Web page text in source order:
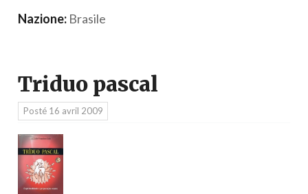
Nazione: Brasile
Triduo pascal
Posté 16 avril 2009